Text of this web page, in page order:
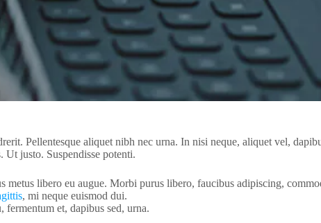
Pellentesque aliquet nibh nec urna. In nisi neque, aliquet vel,
justo. Suspendisse potenti.
metus libero eu augue. Morbi purus libero, faucibus adipiscing,
, mi neque euismod dui.
fermentum et, dapibus sed, urna.